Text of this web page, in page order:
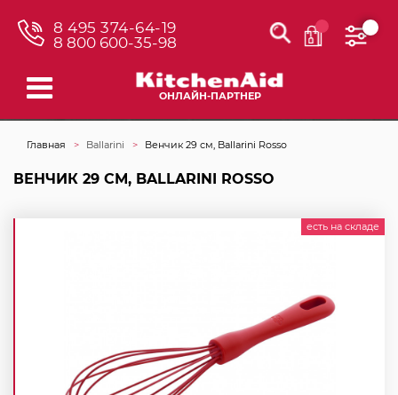
8 495 374-64-19
8 800 600-35-98
ОНЛАЙН-ПАРТНЕР
Главная Ballarini Венчик 29 см, Ballarini Rosso
ВЕНЧИК 29 СМ, BALLARINI ROSSO
есть на складе